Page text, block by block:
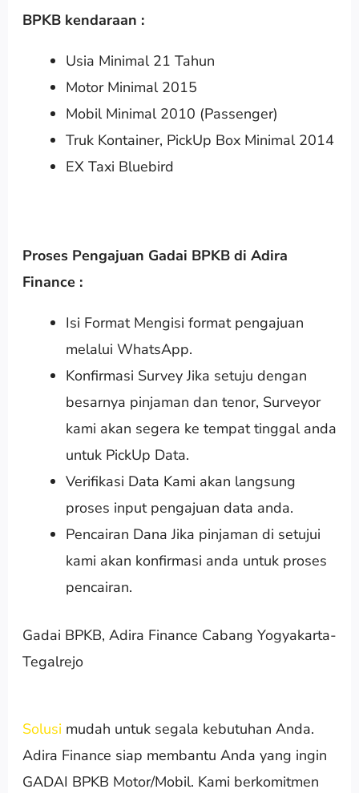
BPKB kendaraan :
Usia Minimal 21 Tahun
Motor Minimal 2015
Mobil Minimal 2010 (Passenger)
Truk Kontainer, PickUp Box Minimal 2014
EX Taxi Bluebird
Proses Pengajuan Gadai BPKB di Adira
Finance :
Isi Format Mengisi format pengajuan
melalui WhatsApp.
Konfirmasi Survey Jika setuju dengan
besarnya pinjaman dan tenor, Surveyor
kami akan segera ke tempat tinggal anda
untuk PickUp Data.
Verifikasi Data Kami akan langsung
proses input pengajuan data anda.
Pencairan Dana Jika pinjaman di setujui
kami akan konfirmasi anda untuk proses
pencairan.
Gadai BPKB, Adira Finance Cabang Yogyakarta-
Tegalrejo
Solusi mudah untuk segala kebutuhan Anda.
Adira Finance siap membantu Anda yang ingin
GADAI BPKB Motor/Mobil. Kami berkomitmen